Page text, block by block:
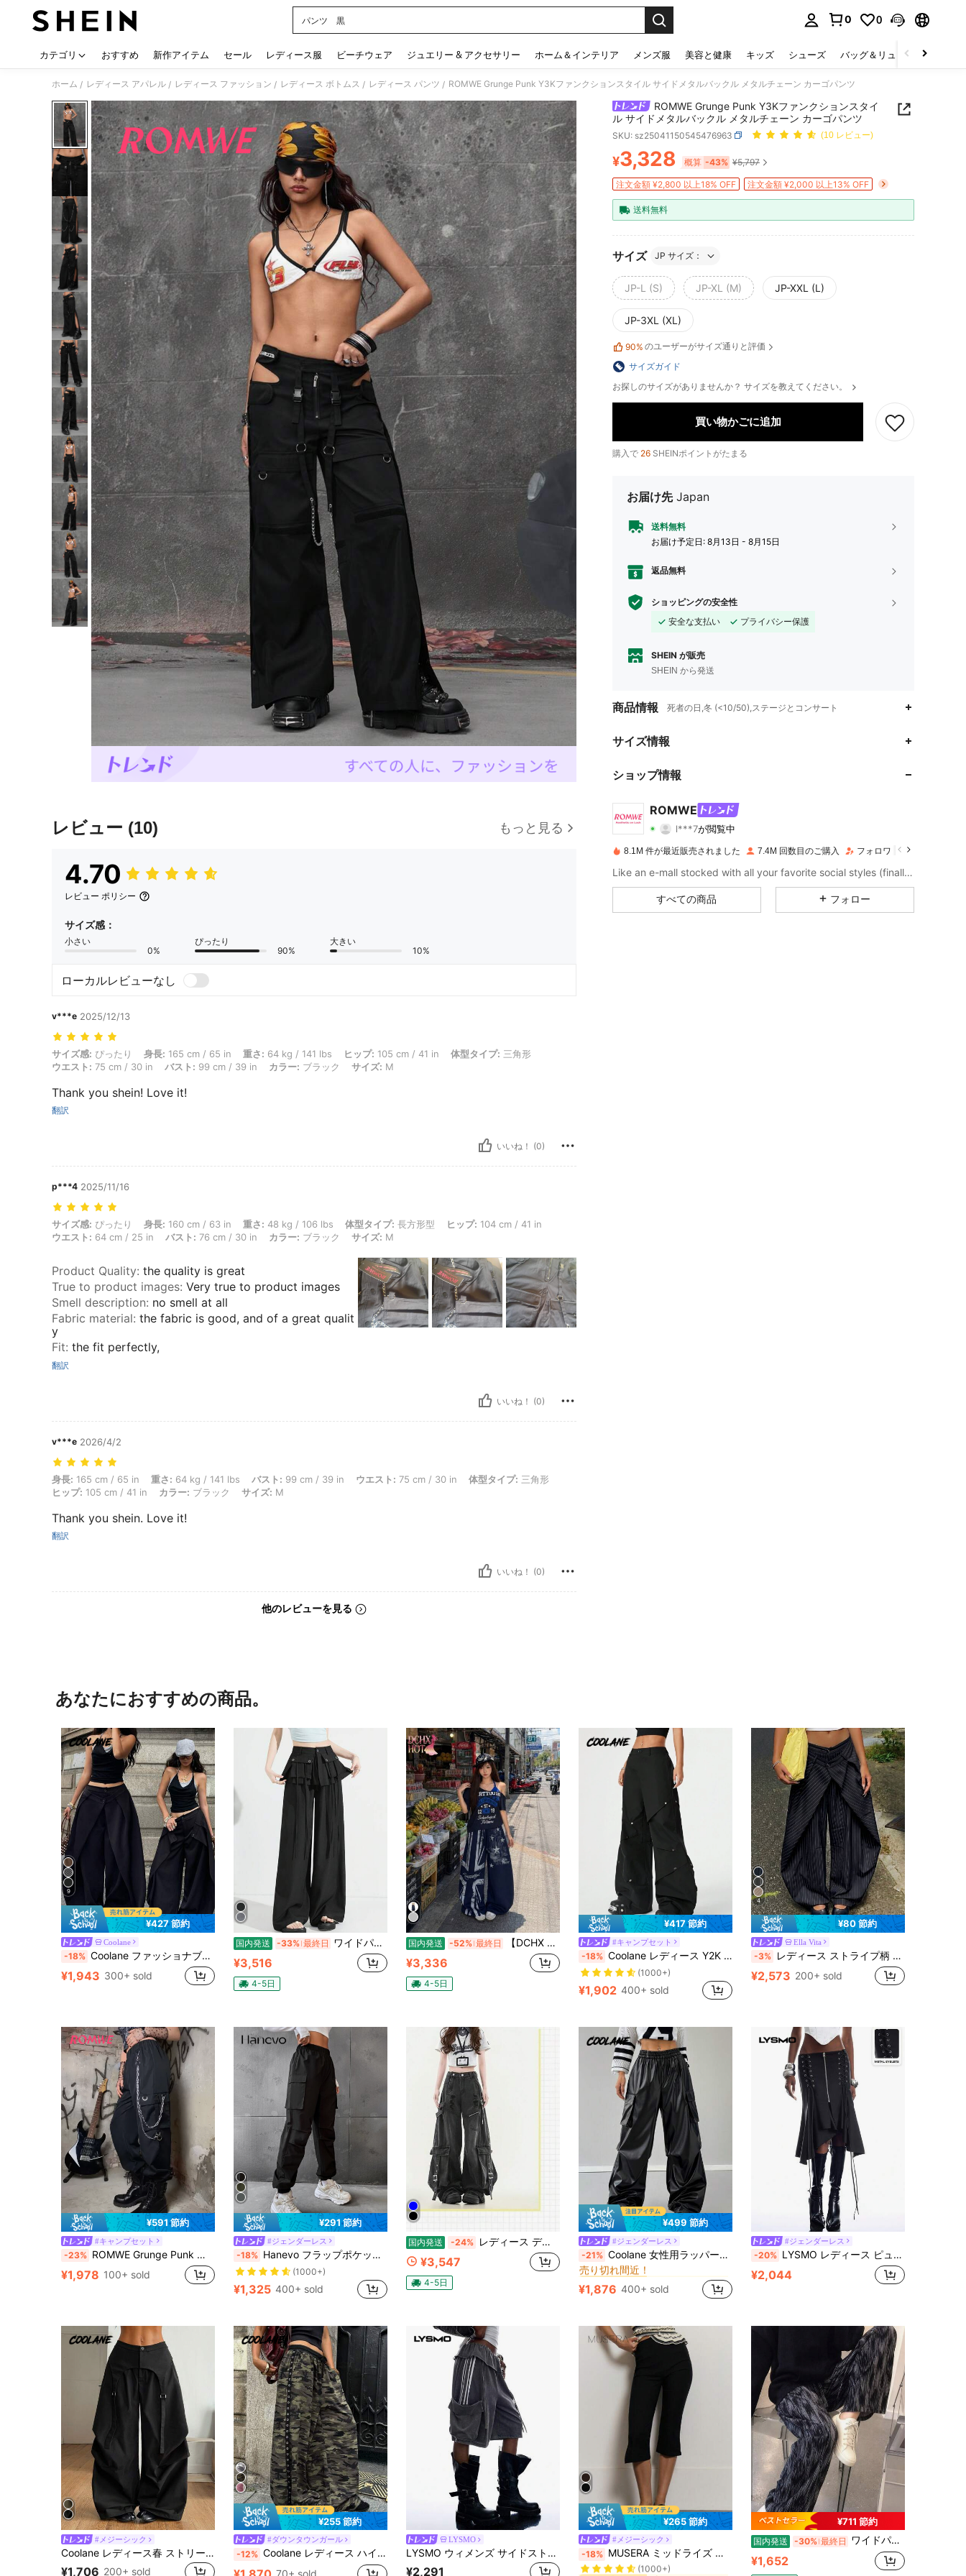
パンツ 黒
0 0
カテゴリ おすすめ 新作アイテム セール レディース服 ビーチウェア ジュエリー & アクセサリー ホーム＆インテリア メンズ服 美容と健康 キッズ シューズ バッグ＆リュック
ホーム / レディース アパレル / レディース ファッション / レディース ボトムス / レディース パンツ / ROMWE Grunge Punk Y3Kファンクションスタイル サイドメタルバックル メタルチェーン カーゴパンツ
レビュー (10) もっと見る
4.70
レビュー ポリシー
サイズ感：
小さい
0%
ぴったり
90%
大きい
10%
ローカルレビューなし
v***e 2025/12/13
サイズ感: ぴったり, 身長: 165 cm / 65 in, 重さ: 64 kg / 141 lbs, ヒップ: 105 cm / 41 in, 体型タイプ: 三角形, ウエスト: 75 cm / 30 in, バスト: 99 cm / 39 in, カラー: ブラック, サイズ: M
サイズ感: ぴったり 身長: 165 cm / 65 in 重さ: 64 kg / 141 lbs ヒップ: 105 cm / 41 in 体型タイプ: 三角形
ウエスト: 75 cm / 30 in バスト: 99 cm / 39 in カラー: ブラック サイズ: M
Thank you shein! Love it!
翻訳
いいね！ (0)
p***4 2025/11/16
サイズ感: ぴったり, 身長: 160 cm / 63 in, 重さ: 48 kg / 106 lbs, 体型タイプ: 長方形型, ヒップ: 104 cm / 41 in, ウエスト: 64 cm / 25 in, バスト: 76 cm / 30 in, カラー: ブラック, サイズ: M
サイズ感: ぴったり 身長: 160 cm / 63 in 重さ: 48 kg / 106 lbs 体型タイプ: 長方形型 ヒップ: 104 cm / 41 in
ウエスト: 64 cm / 25 in バスト: 76 cm / 30 in カラー: ブラック サイズ: M
Product Quality: the quality is great
True to product images: Very true to product images
Smell description: no smell at all
Fabric material: the fabric is good, and of a great qualit
y
Fit: the fit perfectly,
翻訳
いいね！ (0)
v***e 2026/4/2
身長: 165 cm / 65 in, 重さ: 64 kg / 141 lbs, バスト: 99 cm / 39 in, ウエスト: 75 cm / 30 in, 体型タイプ: 三角形, ヒップ: 105 cm / 41 in, カラー: ブラック, サイズ: M
身長: 165 cm / 65 in 重さ: 64 kg / 141 lbs バスト: 99 cm / 39 in ウエスト: 75 cm / 30 in 体型タイプ: 三角形
ヒップ: 105 cm / 41 in カラー: ブラック サイズ: M
Thank you shein. Love it!
翻訳
いいね！ (0)
他のレビューを見る
ROMWE Grunge Punk Y3Kファンクションスタイ
ル サイドメタルバックル メタルチェーン カーゴパンツ
SKU: sz25041150545476963 (10 レビュー)
PRICE AND AVAILABILITY
¥3,328 概算 -43% ¥5,797
注文金額 ¥2,800 以上18% OFF 注文金額 ¥2,000 以上13% OFF
送料無料
サイズ JP サイズ：
JP-L (S) JP-XL (M) JP-XXL (L)
JP-3XL (XL)
90% のユーザーがサイズ通りと評価
サイズガイド
お探しのサイズがありませんか？ サイズを教えてください。
買い物かごに追加
購入で 26 SHEINポイントがたまる
お届け先 Japan
送料無料
お届け予定日: 8月13日 - 8月15日
返品無料
ショッピングの安全性
安全な支払い
プライバシー保護
SHEIN が販売
SHEIN から発送
商品情報 死者の日,冬 (<10/50),ステージとコンサート
サイズ情報
ショップ情報
ROMWE
4.91
l***7が閲覧中
4.91 評価 27K商品
4.91 27K 4.2M
4.91 27K 4.2M
8.1M 件が最近販売されました 7.4M 回数目のご購入 フォロワー数急増 13%
Like an e-mall stocked with all your favorite social styles (finally). Put your aesthetic on lock with the ROMWE apparel and decor you've seen - and loved - online, plus all the dark pop pieces you never knew you needed.
すべての商品 フォロー
あなたにおすすめの商品。
9
¥427 節約
Coolane
-18% Coolane ファッショナブルな黒色非対称ウーブン レディースパンツ
¥1,943 300+ sold
国内発送 -33% 最終日 ワイドパンツ レディース 切り替え プリーツ ポケット ロングパンツ ゆったり 着痩せ カジュアル 夏
¥3,516
4-5日
国内発送 -52% 最終日 【DCHX HOT 専用】アメリカンストリート 星条星プリントワイドスウェットロングパンツ 薄手通気柔らか快適カジュアル万能 夏シーン贈り物適合レディース細見え垂れズボン
¥3,336
4-5日
¥417 節約
#キャンプセット
-18% Coolane レディース Y2K スタイル サイドプリーツ スタッズ付 カーゴパンツ
(1000+)
¥1,902 400+ sold
4
¥80 節約
Ella Vita
-3% レディース ストライプ柄 ダブルレイヤー クロスウエスト ワイドレッグパンツ 2in1 折り返しデザイン ドレープ ルーズフィット ブラック
¥2,573 200+ sold
¥591 節約
#キャンプセット
-23% ROMWE Grunge Punk 鎖デコレーション カーゴパンツ、スクール
¥1,978 100+ sold
¥291 節約
#ジェンダーレス
-18% Hanevo フラップポケットサイド カーゴパンツ
(1000+)
¥1,325 400+ sold
国内発送 -24% レディース デニム カーゴパンツ ワイドパンツ バギーパンツ ハイウエスト ワークパンツ ジーンズ ジーパン 多ポケット ストラップ ベルト ダメージ加工 ウォッシュ加工 ブラック 黒 脚長効果 体型カバー 着痩せ 骨格ウェーブ 下半身カバー 大きいサイズ ゆったり モード系 ストリートファッション y2k サブカル パンク ロック かっこいい 大人カジュアル フェス ライブ 現場 ダンス 衣装 韓流 アメカジ ヴィンテージ風 美脚 10代 20代 30代 40代 春 夏 秋 冬 通学 お出かけ
¥3,547
4-5日
¥499 節約
#ジェンダーレス
-21% Coolane 女性用ラッパーベーシック アスレジャーレザーブラックカーゴパンツ
#1 ベストセラー
売り切れ間近！
#1 ベストセラー
売り切れ間近！
#1 ベストセラー
売り切れ間近！
#1 ベストセラー に ポリウレタン(PU) 女性用ボトムス
¥1,876 400+ sold
#ジェンダーレス
-20% LYSMO レディース ピュアブラック アイレット リボン付き ジッパー アシンメトリーヘム リボン装飾 ファッションスカート
¥2,044
#メジーシック
Coolane レディース春 ストリートウェア シック Y2K カジュアル ブラック ゆったり アシンメトリー 偽2ピース パラシュートパンツ
¥1,706 200+ sold
¥255 節約
#ダウンタウンガール
-12% Coolane レディース ハイウエスト ルーズ カモフラージュ柄 サイドメタル装飾 ロングパンツ
70+ sold
LYSMO
LYSMO ウィメンズ サイドストライプ ルーズショーツ ビッグポケット付き
¥2,291
¥265 節約
#メジーシック
-18% MUSERA ミッドライズ ボタン カプリ レギンス、夏のホリデー バケーション Y2K エレガント キュート カジュアル セクシー コレクティブ 学校再開 パンツ、春のビジネス
#1 ベストセラー
(1000+)
#1 ベストセラー
#1 ベストセラー
¥711 節約
国内発送 -30% 最終日 ワイドパンツ レディース タイダイ柄 ハイウエスト ストレート 総柄 ゆったり ロングパンツ さらさら 体型カバー カジュアル レトロ ストリート 春夏 部屋着 着痩せ 落ち感 ボトムス おしゃれ
¥1,652